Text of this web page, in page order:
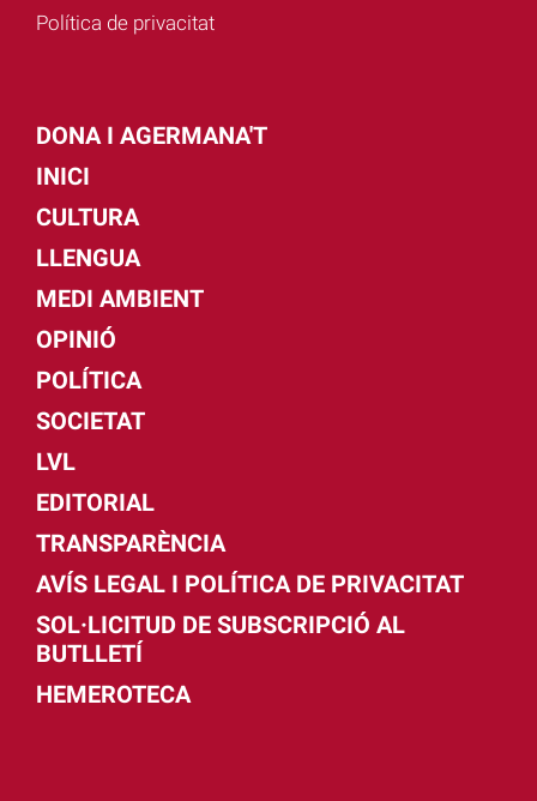
Política de privacitat
DONA I AGERMANA'T
INICI
CULTURA
LLENGUA
MEDI AMBIENT
OPINIÓ
POLÍTICA
SOCIETAT
LVL
EDITORIAL
TRANSPARÈNCIA
AVÍS LEGAL I POLÍTICA DE PRIVACITAT
SOL·LICITUD DE SUBSCRIPCIÓ AL
BUTLLETÍ
HEMEROTECA